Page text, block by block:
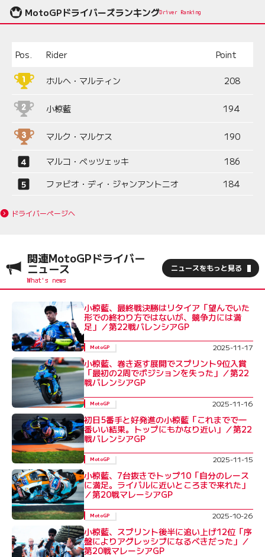
MotoGPドライバーズランキングDriver Ranking
Pos. Rider Point
ホルヘ・マルティン 208
小椋藍 194
マルク・マルケス 190
マルコ・ベッツェッキ
186
ファビオ・ディ・ジャンアントニオ
184
ドライバーページへ
関連MotoGPドライバー
ニュース ニュースをもっと見る
小椋藍、最終戦決勝はリタイア「望んでいた
形での終わり方ではないが、競争力には満
足」／第22戦バレンシアGP
MotoGP 2025-11-17
小椋藍、巻き返す展開でスプリント9位入賞
「最初の2周でポジションを失った」／第22
戦バレンシアGP
MotoGP 2025-11-16
初日5番手と好発進の小椋藍「これまでで一
番いい結果。トップにもかなり近い」／第22
戦バレンシアGP
MotoGP 2025-11-15
小椋藍、7台抜きでトップ10「自分のレース
に満足。ライバルに近いところまで来れた」
／第20戦マレーシアGP
MotoGP 2025-10-26
小椋藍、スプリント後半に追い上げ12位「序
盤によりアグレッシブになるべきだった」／
第20戦マレーシアGP